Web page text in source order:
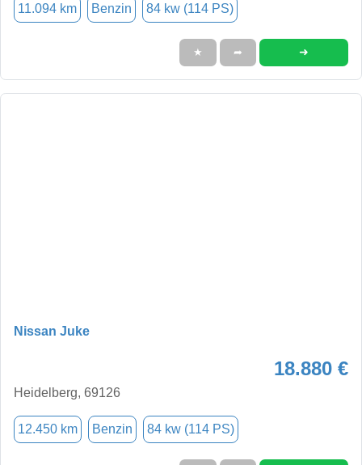
11.094 km Benzin 84 kw (114 PS)
★ ➦ ➜
Nissan Juke
18.880 €
Heidelberg, 69126
12.450 km Benzin 84 kw (114 PS)